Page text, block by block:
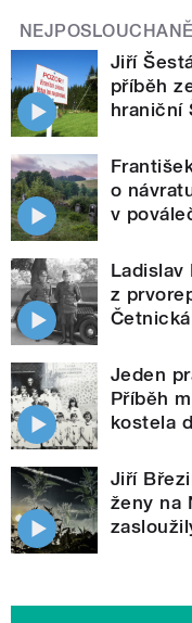
Jiří
příběh
hraniční
o
v
Ladislav
z
Jeden
Příběh
kostela
Jiří
ženy na